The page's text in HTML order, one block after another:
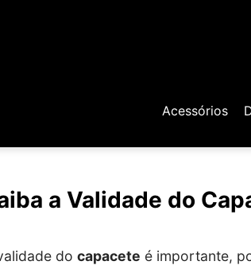
Acessórios
a Validade do
do capacete é importante,